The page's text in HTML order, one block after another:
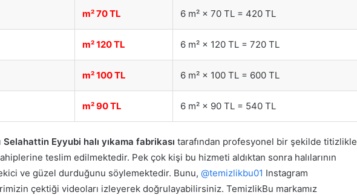
m² 70 TL 6 m² × 70 TL = 420 TL
m² 120 TL 6 m² × 120 TL = 720 TL
m² 100 TL 6 m² × 100 TL = 600 TL
m² 90 TL 6 m² × 90 TL = 540 TL
Selahattin Eyyubi halı yıkama fabrikası tarafından profesyonel bir şekilde titizlikle
teslim edilmektedir. Pek çok kişi bu hizmeti aldıktan sonra halılarının
ve güzel durduğunu söylemektedir. Bunu, @temizlikbu01 Instagram
çektiği videoları izleyerek doğrulayabilirsiniz. TemizlikBu markamız